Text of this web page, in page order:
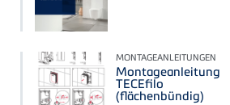
MONTAGEANLEITUNGEN
Montageanleitung
TECEfilo
(flächenbündig)